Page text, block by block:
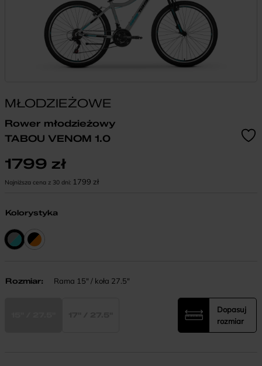
MŁODZIEŻOWE
Rower młodzieżowy
TABOU VENOM 1.0
1799 zł
Najniższa cena z 30 dni: 1799 zł
Kolorystyka
Rozmiar: Rama 15" / koła 27.5"
Dopasuj
rozmiar